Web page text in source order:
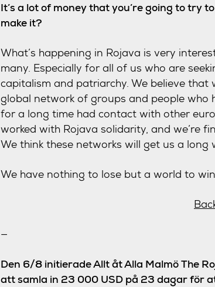
It’s a lot of money that you’re going to try
make it?
What’s happening in Rojava is very
many. Especially for all of us who are
capitalism and patriarchy. We believe that
global network of groups and people who
for a long time had contact with other
worked with Rojava solidarity, and we’re
We think these networks will get us a long
We have nothing to lose but a world to
—
Den 6/8 initierade Allt åt Alla Malmö The
att samla in 23 000 USD på 23 dagar för